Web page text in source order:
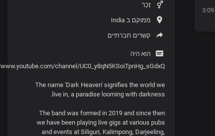
זָכָר
ממוקם ב India
קשרים חברתיים
הוא היה
channel/UC0_y8qN5KSoiTpnHg_sGdxQ
The name 'Dark Heaven' signifies the world we
live in, a paradise looming with darkness.
The band was formed in 2019 and since then
we have been playing live gigs at various pubs
and events at Siliguri, Kalimpong, Darjeeling,